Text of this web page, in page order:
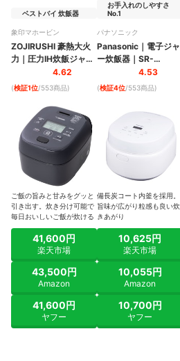
ベストバイ 炊飯器
象印マホービン
ZOJIRUSHI 豪熱大火
力 ｜ 圧力IH炊飯ジャー
NW-MC07-BZ
4.62
(検証1位/553商品)
ご飯の旨みと甘みをグッと
引き出す。炊き分け可能で
毎日おいしいご飯が炊ける
41,600円
楽天市場
43,500円
Amazon
41,600円
ヤフー
お手入れのしやすさ
No.1
パナソニック
Panasonic ｜ 電子ジャ
ー炊飯器 ｜ SR-
4.53
(検証4位/553商品)
備長炭コート内釜を採用。
旨味が広がり粒感も良い炊
きあがり
10,625円
楽天市場
10,055円
Amazon
10,700円
ヤフー